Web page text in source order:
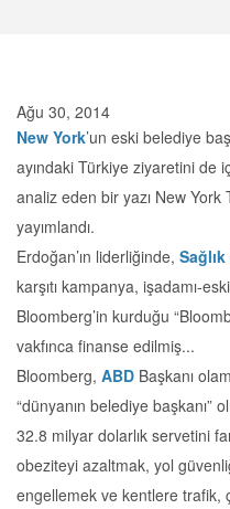
Ağu 30, 2014
New York’un eski belediye
ayındaki Türkiye ziyaretini de
analiz eden bir yazı New
yayımlandı.
Erdoğan’ın liderliğinde, Sağlık
karşıtı kampanya, işadamı-
Bloomberg’in kurduğu
vakfınca finanse edilmiş...
Bloomberg, ABD Başkanı
“dünyanın belediye başkanı”
32.8 milyar dolarlık servetini
obeziteyi azaltmak, yol
engellemek ve kentlere trafik,